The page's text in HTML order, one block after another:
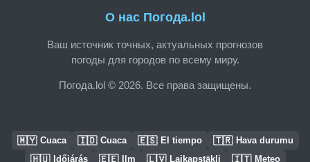
О нас Погода.lol
Ваш источник точных, актуальных прогнозов
погоды для городов по всему миру.
Погода.lol © 2026. Все права защищены.
🇲🇾 Cuaca 🇮🇩 Cuaca 🇪🇸 El tiempo 🇹🇷 Hava durumu
🇭🇺 Időjárás 🇪🇪 Ilm 🇱🇻 Laikapstākļi 🇮🇹 Meteo